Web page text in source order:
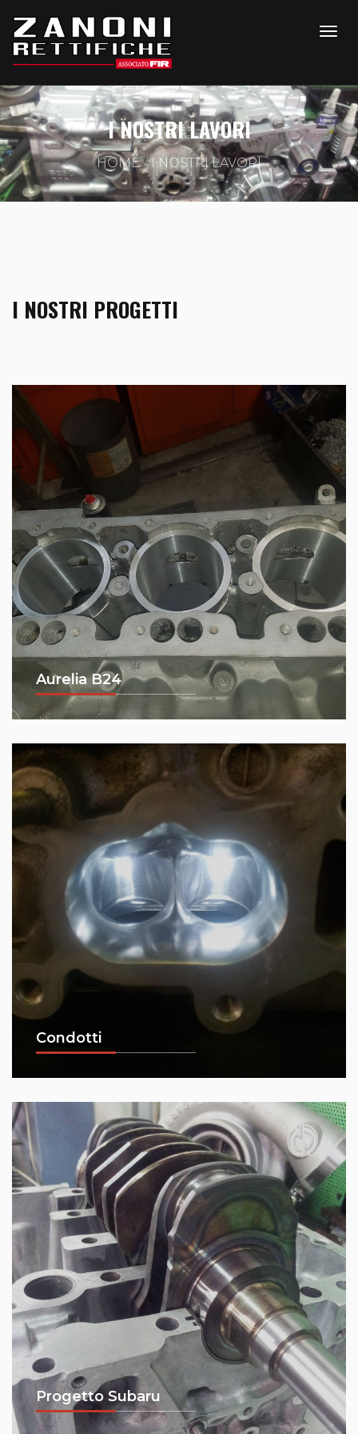
I NOSTRI LAVORI
HOME I NOSTRI LAVORI
I NOSTRI PROGETTI
Aurelia B24
Condotti
Progetto Subaru